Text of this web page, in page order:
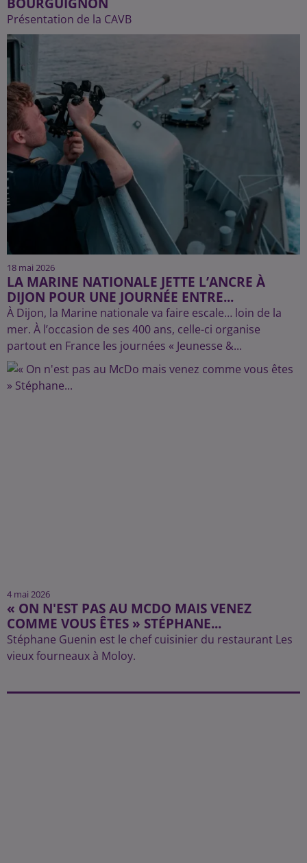
Présentation de la CAVB
18 mai 2026
LA MARINE NATIONALE JETTE L’ANCRE À
DIJON POUR UNE JOURNÉE ENTRE...
À Dijon, la Marine nationale va faire escale… loin de la
mer. À l’occasion de ses 400 ans, celle-ci organise
partout en France les journées « Jeunesse &...
4 mai 2026
« ON N'EST PAS AU MCDO MAIS VENEZ
COMME VOUS ÊTES » STÉPHANE...
Stéphane Guenin est le chef cuisinier du restaurant Les
vieux fourneaux à Moloy.